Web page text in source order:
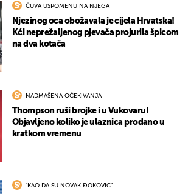
ČUVA USPOMENU NA NJEGA
Njezinog oca obožavala je cijela Hrvatska!
Kći neprežaljenog pjevača projurila špicom
na dva kotača
NADMAŠENA OČEKIVANJA
Thompson ruši brojke i u Vukovaru!
Objavljeno koliko je ulaznica prodano u
kratkom vremenu
"KAO DA SU NOVAK ĐOKOVIĆ"